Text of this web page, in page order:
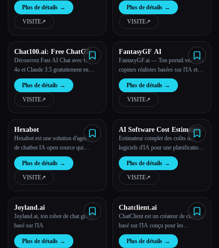
Plus de détails →
VISITE↗︎
Plus de détails →
VISITE↗︎
Chat100.ai: Free ChatGPT
4o and Claude 3.5 Sonnet
Découvrez Fast AI Chat avec GPT-
4o et Claude 3.5 gratuitement en
ligne.
Plus de détails →
VISITE↗︎
FantasyGF AI
FantasyGF.ai — Ton portail vers des
copines réalistes basées sur l'IA et
des expériences immersives
Plus de détails →
VISITE↗︎
Hexabot
Hexabot est une solution d'agent et
de chatbot IA open source qui
permet aux utilisateurs de créer et de
gérer facilement des chatbots
multicanaux et multilingues alimentés
par l'IA.
Plus de détails →
VISITE↗︎
AI Software Cost Estimator
Estimateur complet des coûts des
logiciels d'IA pour une planification
précise des projets
Plus de détails →
VISITE↗︎
Joyland.ai
Joyland.ai, ton robot de chat gratuit
basé sur l'IA
Plus de détails →
Chatclient.ai
ChatClient est un créateur de chatbot
basé sur l'IA conçu pour les
entreprises qui exigent plus qu'une
simple automatisation de base.
Plus de détails →